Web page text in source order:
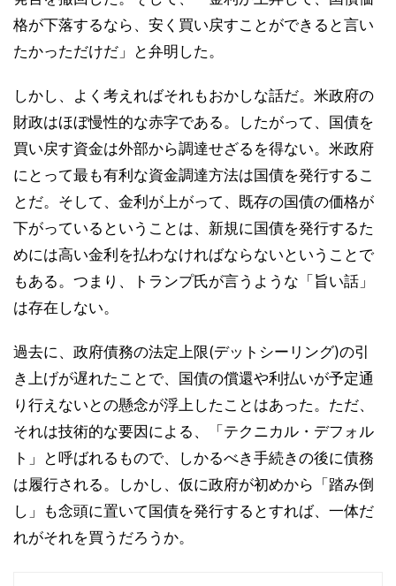
格が下落するなら、安く買い戻すことができると言い
たかっただけだ」と弁明した。
しかし、よく考えればそれもおかしな話だ。米政府の
財政はほぼ慢性的な赤字である。したがって、国債を
買い戻す資金は外部から調達せざるを得ない。米政府
にとって最も有利な資金調達方法は国債を発行するこ
とだ。そして、金利が上がって、既存の国債の価格が
下がっているということは、新規に国債を発行するた
めには高い金利を払わなければならないということで
もある。つまり、トランプ氏が言うような「旨い話」
は存在しない。
過去に、政府債務の法定上限(デットシーリング)の引
き上げが遅れたことで、国債の償還や利払いが予定通
り行えないとの懸念が浮上したことはあった。ただ、
それは技術的な要因による、「テクニカル・デフォル
ト」と呼ばれるもので、しかるべき手続きの後に債務
は履行される。しかし、仮に政府が初めから「踏み倒
し」も念頭に置いて国債を発行するとすれば、一体だ
れがそれを買うだろうか。